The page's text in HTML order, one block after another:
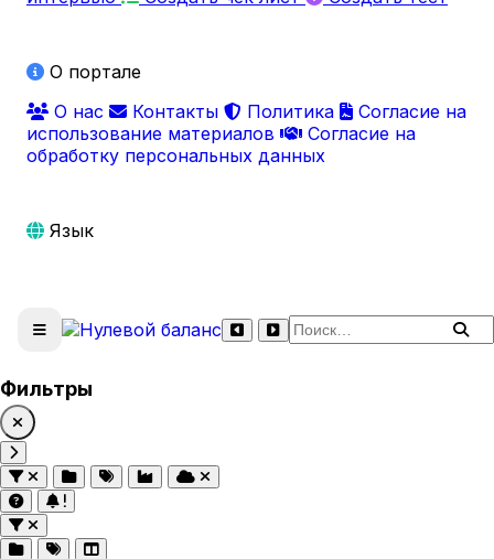
О портале
О нас
Контакты Политика
Согласие на
использование материалов
Согласие на
обработку персональных данных
Язык
Поиск по сайту
Фильтры